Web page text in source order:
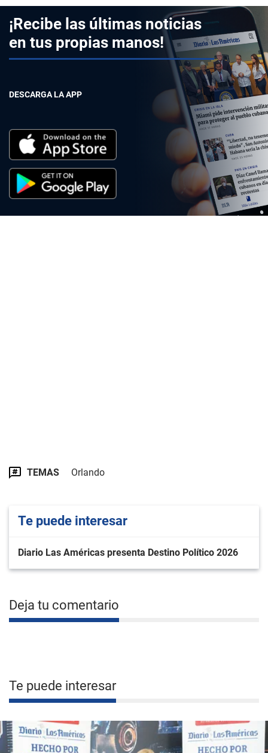
¡Recibe las últimas noticias
en tus propias manos!
DESCARGA LA APP
TEMAS Orlando
Te puede interesar
Diario Las Américas presenta Destino Político 2026
Deja tu comentario
Te puede interesar